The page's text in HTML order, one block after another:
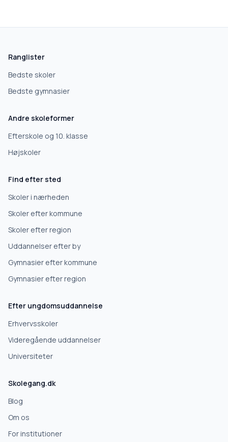
Ranglister
Bedste skoler
Bedste gymnasier
Andre skoleformer
Efterskole og 10. klasse
Højskoler
Find efter sted
Skoler i nærheden
Skoler efter kommune
Skoler efter region
Uddannelser efter by
Gymnasier efter kommune
Gymnasier efter region
Efter ungdomsuddannelse
Erhvervsskoler
Videregående uddannelser
Universiteter
Skolegang.dk
Blog
Om os
For institutioner